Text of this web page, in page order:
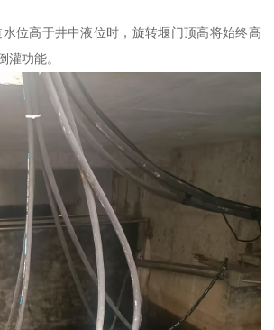
位高于井中液位时，旋转堰门顶高将始终高
灌功能。